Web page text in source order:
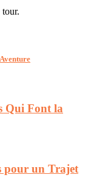
Qui Font la
pour un Trajet